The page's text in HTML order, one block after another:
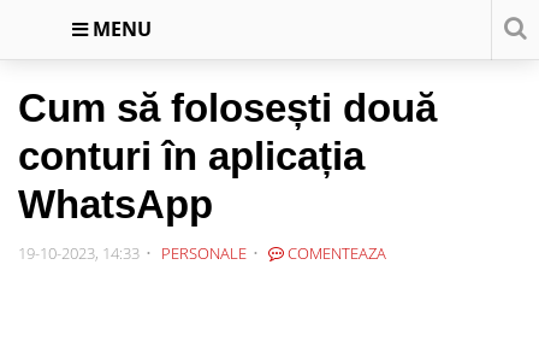
MENU
Cum să folosești două
conturi în aplicația
WhatsApp
19-10-2023, 14:33 PERSONALE COMENTEAZA